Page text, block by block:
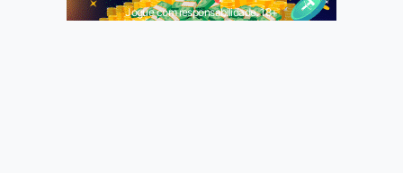
Jogue com responsabilidade. 18+